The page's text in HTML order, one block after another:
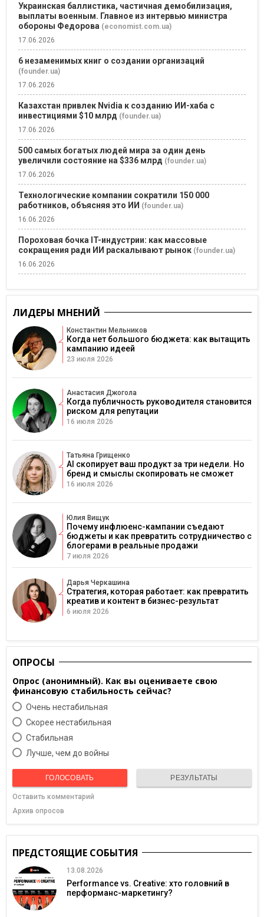
Украинская баллистика, частичная демобилизация,
выплаты военным. Главное из интервью министра
обороны Федорова (economist.com.ua)
17.06.2026
6 незаменимых книг о создании организаций
(founder.ua)
17.06.2026
Казахстан привлек Nvidia к созданию ИИ-хаба с
инвестициями $10 млрд (founder.ua)
17.06.2026
500 самых богатых людей мира за один день
увеличили состояние на $336 млрд (founder.ua)
17.06.2026
Технологические компании сократили 150 000
работников, объясняя это ИИ (founder.ua)
16.06.2026
Пороховая бочка IT-индустрии: как массовые
сокращения ради ИИ раскалывают рынок (founder.ua)
16.06.2026
ЛИДЕРЫ МНЕНИЙ
Константин Мельников
Когда нет большого бюджета: как вытащить
кампанию идеей
23 июля 2026
Анастасия Джогола
Когда публичность руководителя становится
риском для репутации
16 июля 2026
Татьяна Грищенко
AI скопирует ваш продукт за три недели. Но
бренд и смыслы скопировать не сможет
16 июля 2026
Юлия Вищук
Почему инфлюенс-кампании съедают
бюджеты и как превратить сотрудничество с
блогерами в реальные продажи
7 июля 2026
Дарья Черкашина
Стратегия, которая работает: как превратить
креатив и контент в бизнес-результат
6 июля 2026
ОПРОСЫ
Опрос (анонимный). Как вы оцениваете свою
финансовую стабильность сейчас?
Очень нестабильная
Скорее нестабильная
Cтабильная
Лучше, чем до войны
ГОЛОСОВАТЬ РЕЗУЛЬТАТЫ
Оставить комментарий
Архив опросов
ПРЕДСТОЯЩИЕ СОБЫТИЯ
13.08.2026
Performance vs. Creative: хто головний в
перформанс-маркетингу?